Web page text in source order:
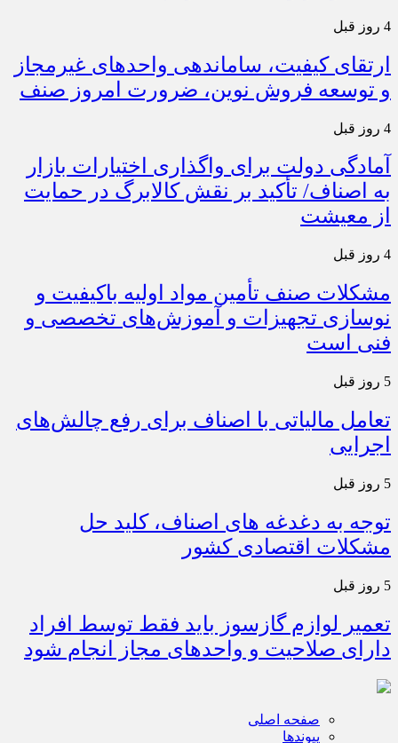
4 روز قبل
ارتقای کیفیت، ساماندهی واحدهای غیرمجاز
و توسعه فروش نوین، ضرورت امروز صنف
4 روز قبل
آمادگی دولت برای واگذاری اختیارات بازار
به اصناف/ تأکید بر نقش کالابرگ در حمایت
از معیشت
4 روز قبل
مشکلات صنف تأمین مواد اولیه باکیفیت و
نوسازی تجهیزات و آموزش‌های تخصصی و
فنی است
5 روز قبل
تعامل مالیاتی با اصناف برای رفع چالش‌های
اجرایی
5 روز قبل
توجه به دغدغه های اصناف، کلید حل
مشکلات اقتصادی کشور
5 روز قبل
تعمیر لوازم گازسوز باید فقط توسط افراد
دارای صلاحیت و واحدهای مجاز انجام شود
صفحه اصلی
پیوندها